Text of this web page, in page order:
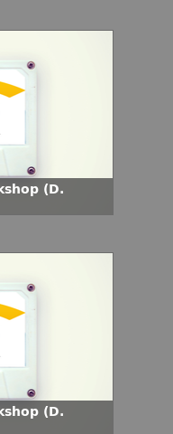
(D.
(D.